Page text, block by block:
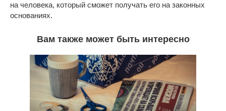
на человека, который сможет получать его на законных
основаниях.
Вам также может быть интересно